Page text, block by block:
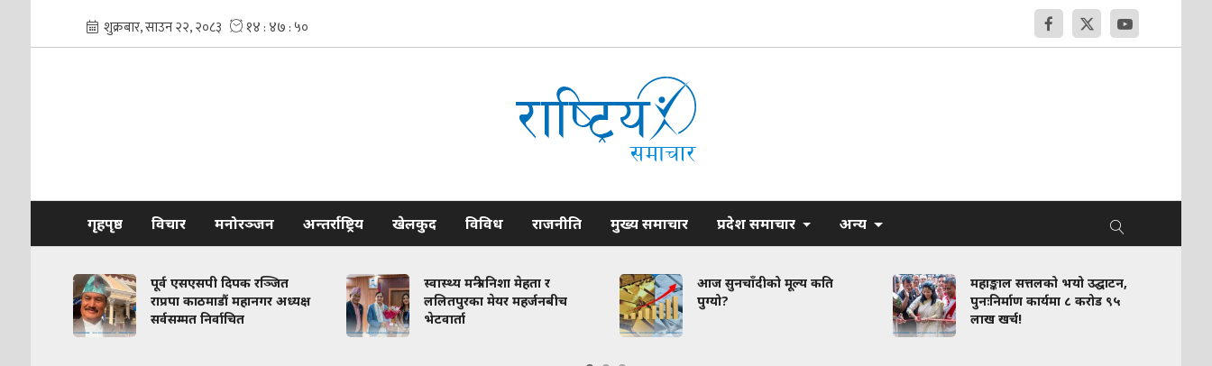
गृहपृष्ठ विचार मनोरञ्जन अन्तर्राष्ट्रिय खेलकुद विविध राजनीति मुख्य समाचार प्रदेश समाचार अन्य
पूर्व एसएसपी दिपक रञ्जित
राप्रपा काठमाडौं महानगर अध्यक्ष
सर्वसम्मत निर्वाचित
स्वास्थ्य मन्त्री निशा मेहता र
ललितपुरका मेयर महर्जनबीच
आज सुनचाँदीको मूल्य कति
महाङ्काल सत्तलको भयो उद्घाटन,
पुनःनिर्माण कार्यमा ८ करोड ९५
लाख खर्च!
सर्वोच्चको
मेगा बैंक नेतृत्वलाई